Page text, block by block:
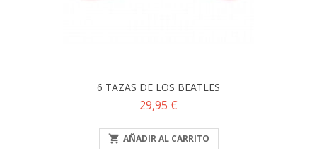
6 TAZAS DE LOS BEATLES
Precio
29,95 €
 AÑADIR AL CARRITO